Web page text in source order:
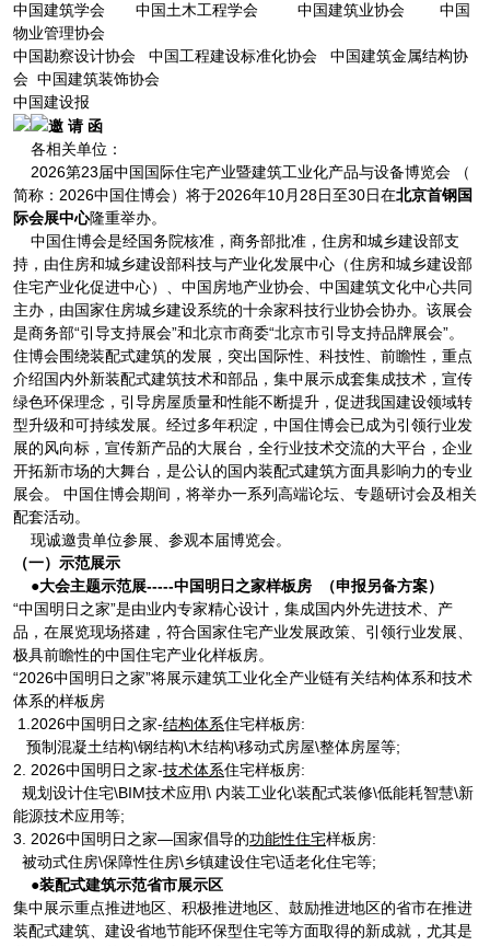
中国建筑学会 中国土木工程学会 中国建筑业协会 中国
物业管理协会
中国勘察设计协会 中国工程建设标准化协会 中国建筑金属结构协
会 中国建筑装饰协会
中国建设报
邀 请 函
各相关单位：
2026第23届中国国际住宅产业暨建筑工业化产品与设备博览会 （
简称：2026中国住博会）将于2026年10月28日至30日在北京首钢国
际会展中心隆重举办。
中国住博会是经国务院核准，商务部批准，住房和城乡建设部支
持，由住房和城乡建设部科技与产业化发展中心（住房和城乡建设部
住宅产业化促进中心）、中国房地产业协会、中国建筑文化中心共同
主办，由国家住房城乡建设系统的十余家科技行业协会协办。该展会
是商务部“引导支持展会”和北京市商委“北京市引导支持品牌展会”。
住博会围绕装配式建筑的发展，突出国际性、科技性、前瞻性，重点
介绍国内外新装配式建筑技术和部品，集中展示成套集成技术，宣传
绿色环保理念，引导房屋质量和性能不断提升，促进我国建设领域转
型升级和可持续发展。经过多年积淀，中国住博会已成为引领行业发
展的风向标，宣传新产品的大展台，全行业技术交流的大平台，企业
开拓新市场的大舞台，是公认的国内装配式建筑方面具影响力的专业
展会。 中国住博会期间，将举办一系列高端论坛、专题研讨会及相关
配套活动。
现诚邀贵单位参展、参观本届博览会。
（一）示范展示
●大会主题示范展-----中国明日之家样板房 （申报另备方案）
“中国明日之家”是由业内专家精心设计，集成国内外先进技术、产
品，在展览现场搭建，符合国家住宅产业发展政策、引领行业发展、
极具前瞻性的中国住宅产业化样板房。
“2026中国明日之家”将展示建筑工业化全产业链有关结构体系和技术
体系的样板房
1.2026中国明日之家-结构体系住宅样板房:
预制混凝土结构\钢结构\木结构\移动式房屋\整体房屋等;
2. 2026中国明日之家-技术体系住宅样板房:
规划设计住宅\BIM技术应用\ 内装工业化\装配式装修\低能耗智慧\新
能源技术应用等;
3. 2026中国明日之家—国家倡导的功能性住宅样板房:
被动式住房\保障性住房\乡镇建设住宅\适老化住宅等;
●装配式建筑示范省市展示区
集中展示重点推进地区、积极推进地区、鼓励推进地区的省市在推进
装配式建筑、建设省地节能环保型住宅等方面取得的新成就，尤其是